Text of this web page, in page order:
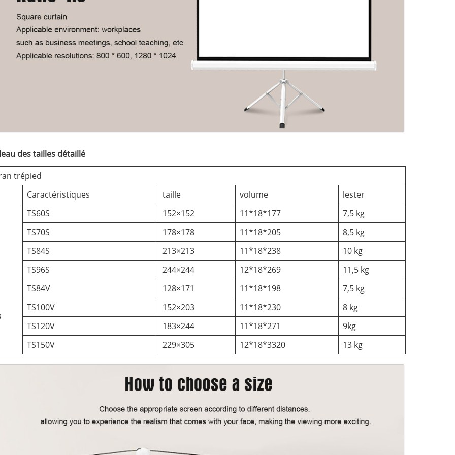
des tailles détaillé
trépied
Caractéristiques
taille volume lester
TS60S 152×152 11*18*177
7,5 kg
TS70S
178×178 11*18*205
8,5 kg
TS84S
213×213 11*18*238
10 kg
TS96S
244×244 12*18*269 11,5 kg
TS84V 128×171 11*18*198
7,5 kg
TS100V
152×203 11*18*230
8 kg
TS120V
183×244 11*18*271
9kg
TS150V
229×305 12*18*3320 13 kg